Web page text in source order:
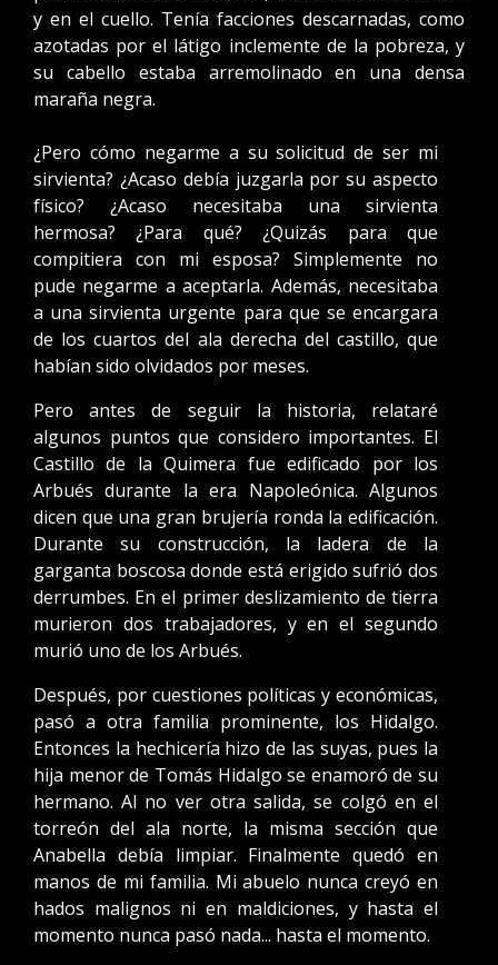
y en el cuello. Tenía facciones descarnadas, como
azotadas por el látigo inclemente de la pobreza, y
su cabello estaba arremolinado en una densa
maraña negra.
¿Pero cómo negarme a su solicitud de ser mi
sirvienta? ¿Acaso debía juzgarla por su aspecto
físico? ¿Acaso necesitaba una sirvienta
hermosa? ¿Para qué? ¿Quizás para que
compitiera con mi esposa? Simplemente no
pude negarme a aceptarla. Además, necesitaba
a una sirvienta urgente para que se encargara
de los cuartos del ala derecha del castillo, que
habían sido olvidados por meses.
Pero antes de seguir la historia, relataré
algunos puntos que considero importantes. El
Castillo de la Quimera fue edificado por los
Arbués durante la era Napoleónica. Algunos
dicen que una gran brujería ronda la edificación.
Durante su construcción, la ladera de la
garganta boscosa donde está erigido sufrió dos
derrumbes. En el primer deslizamiento de tierra
murieron dos trabajadores, y en el segundo
murió uno de los Arbués.
Después, por cuestiones políticas y económicas,
pasó a otra familia prominente, los Hidalgo.
Entonces la hechicería hizo de las suyas, pues la
hija menor de Tomás Hidalgo se enamoró de su
hermano. Al no ver otra salida, se colgó en el
torreón del ala norte, la misma sección que
Anabella debía limpiar. Finalmente quedó en
manos de mi familia. Mi abuelo nunca creyó en
hados malignos ni en maldiciones, y hasta el
momento nunca pasó nada... hasta el momento.